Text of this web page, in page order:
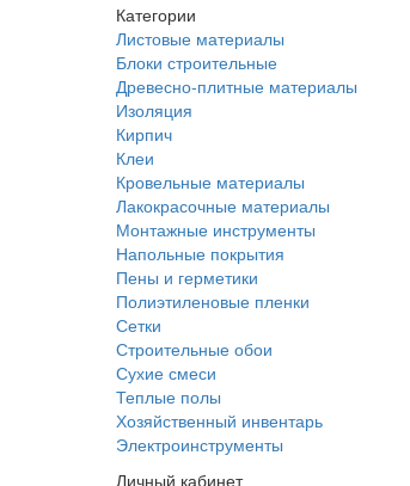
Категории
Листовые материалы
Блоки строительные
Древесно-плитные материалы
Изоляция
Кирпич
Клеи
Кровельные материалы
Лакокрасочные материалы
Монтажные инструменты
Напольные покрытия
Пены и герметики
Полиэтиленовые пленки
Сетки
Строительные обои
Сухие смеси
Теплые полы
Хозяйственный инвентарь
Электроинструменты
Личный кабинет